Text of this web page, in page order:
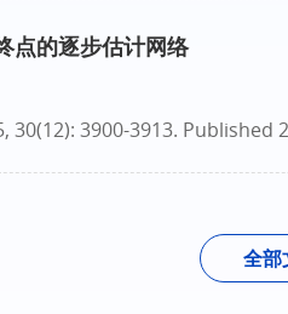
点的逐步估计网络
30(12): 3900-3913. Published
全部